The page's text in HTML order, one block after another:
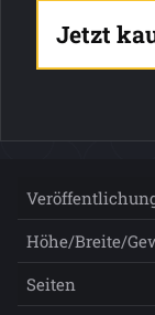
Jetzt
Höhe/Breite/
Seiten